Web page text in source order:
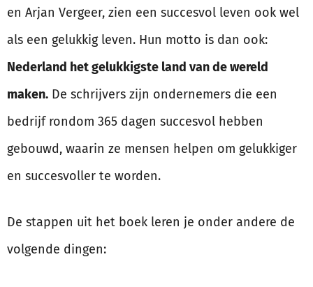
en Arjan Vergeer, zien een succesvol leven ook wel
als een gelukkig leven. Hun motto is dan ook:
Nederland het gelukkigste land van de wereld
maken. De schrijvers zijn ondernemers die een
bedrijf rondom 365 dagen succesvol hebben
gebouwd, waarin ze mensen helpen om gelukkiger
en succesvoller te worden.
De stappen uit het boek leren je onder andere de
volgende dingen: